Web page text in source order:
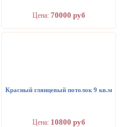
Цена: 70000 руб
Красный глянцевый потолок 9 кв.м
Цена: 10800 руб